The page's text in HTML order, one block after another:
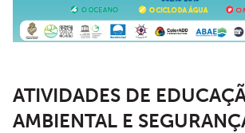
ATIVIDADES DE
AMBIENTAL E